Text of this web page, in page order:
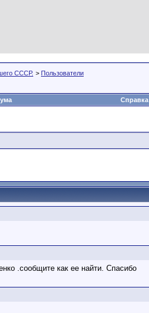
СССР. > Пользователи
Справка
.сообщите как ее найти. Спасибо